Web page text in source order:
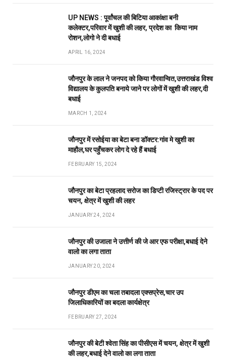
UP NEWS : पूर्वांचल की बिटिया आकांक्षा बनी
कलेक्टर,परिवार में खुशी की लहर, प्रदेश का किया नाम
रोशन,लोगो ने दी बधाई
APRIL 16, 2024
जौनपुर के लाल ने जनपद को किया गौरवान्वित,उत्तराखंड विश्व
विद्यालय के कुलपति बनाये जाने पर लोगों में खुशी की लहर,दी
बधाई
MARCH 1, 2024
जौनपुर में रसोईया का बेटा बना डॉक्टर:गांव मे खुशी का
माहौल,घर पहुँचकर लोग दे रहे हैं बधाई
FEBRUARY 15, 2024
जौनपुर का बेटा प्रहलाद सरोज का डिप्टी रजिस्ट्रार के पद पर
चयन, क्षेत्र में खुशी की लहर
JANUARY 24, 2024
जौनपुर की उजाला ने उत्तीर्ण की जे आर एफ परीक्षा,बधाई देने
वालो का लगा ताता
JANUARY 20, 2024
जौनपुर डीएम का चला तबादला एक्सप्रेस,चार उप
जिलाधिकारियों का बदला कार्यक्षेत्र
FEBRUARY 27, 2024
जौनपुर की बेटी श्वेता सिंह का पीसीएस में चयन, क्षेत्र में खुशी
की लहर,बधाई देने वालो का लगा ताता